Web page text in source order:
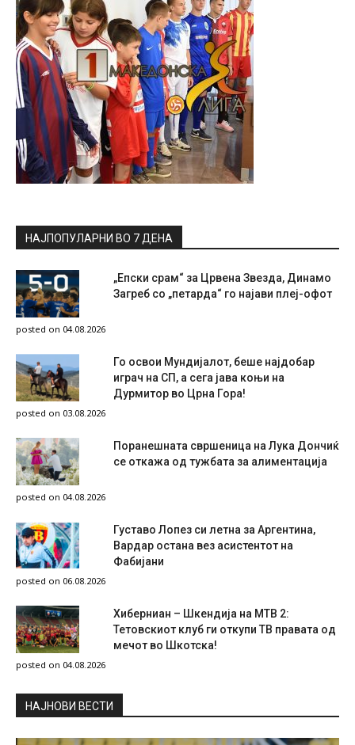
НАЈПОПУЛАРНИ ВО 7 ДЕНА
„Епски срам“ за Црвена Звезда, Динамо
Загреб со „петарда“ го најави плеј-офот
posted on 04.08.2026
Го освои Мундијалот, беше најдобар
играч на СП, а сега јава коњи на
Дурмитор во Црна Гора!
posted on 03.08.2026
Поранешната свршеница на Лука Дончиќ
се откажа од тужбата за алиментација
posted on 04.08.2026
Густаво Лопез си летна за Аргентина,
Вардар остана вез асистентот на
Фабијани
posted on 06.08.2026
Хиберниан – Шкендија на МТВ 2:
Тетовскиот клуб ги откупи ТВ правата од
мечот во Шкотска!
posted on 04.08.2026
НAЈНОВИ ВЕСТИ